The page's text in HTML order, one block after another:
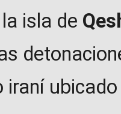
isla de
iraní